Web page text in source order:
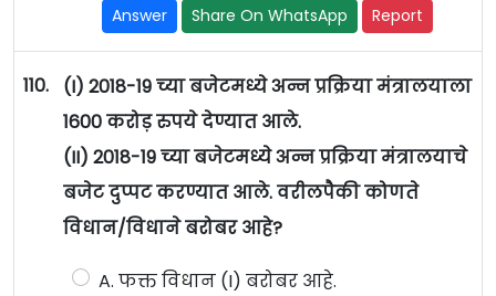
Answer Share On WhatsApp Report
110.
(I) 2018-19 च्या बजेटमध्ये अन्न प्रक्रिया मंत्रालयाला
1600 करोड़ रुपये देण्यात आले.
(II) 2018-19 च्या बजेटमध्ये अन्न प्रक्रिया मंत्रालयाचे
बजेट दुप्पट करण्यात आले. वरीलपैकी कोणते
विधान/विधाने बरोबर आहे?
A. फक्त विधान (I) बरोबर आहे.